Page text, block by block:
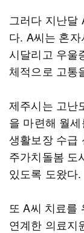
그러다 지난달
다. A씨는 혼
시달리고 우울
체적으로 고통
제주시는 고난
을 마련해 월
생활보장 수급
주가치돌봄 도
있도록 도왔다.
또 A씨 치료를
연계한 의료지